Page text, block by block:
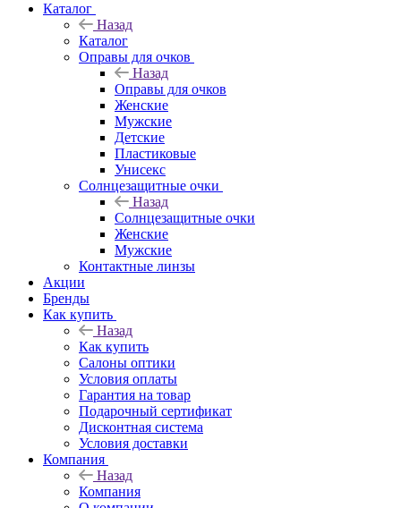
Каталог
Назад
Каталог
Оправы для очков
Назад
Оправы для очков
Женские
Мужские
Детские
Пластиковые
Унисекс
Солнцезащитные очки
Назад
Солнцезащитные очки
Женские
Мужские
Контактные линзы
Акции
Бренды
Как купить
Назад
Как купить
Салоны оптики
Условия оплаты
Гарантия на товар
Подарочный сертификат
Дисконтная система
Условия доставки
Компания
Назад
Компания